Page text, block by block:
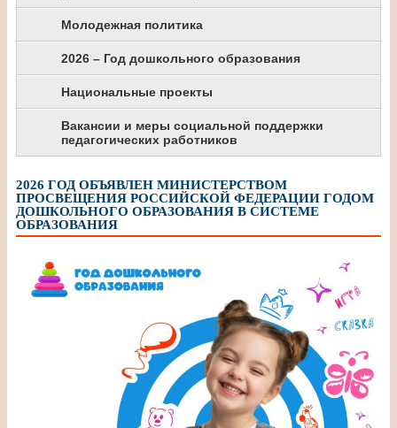
Молодежная политика
2026 – Год дошкольного образования
Национальные проекты
Вакансии и меры социальной поддержки
педагогических работников
2026 ГОД ОБЪЯВЛЕН МИНИСТЕРСТВОМ
ПРОСВЕЩЕНИЯ РОССИЙСКОЙ ФЕДЕРАЦИИ ГОДОМ
ДОШКОЛЬНОГО ОБРАЗОВАНИЯ В СИСТЕМЕ
ОБРАЗОВАНИЯ